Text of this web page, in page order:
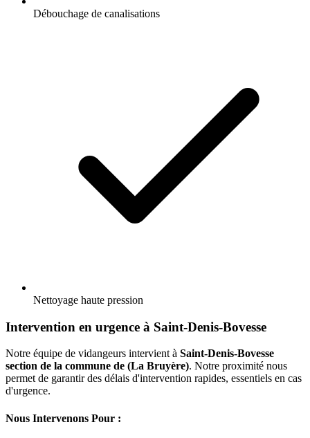
Débouchage de canalisations
Nettoyage haute pression
Intervention en urgence à Saint-Denis-Bovesse
Notre équipe de vidangeurs intervient à Saint-Denis-Bovesse
section de la commune de (La Bruyère). Notre proximité nous
permet de garantir des délais d'intervention rapides, essentiels en cas
d'urgence.
Nous Intervenons Pour :